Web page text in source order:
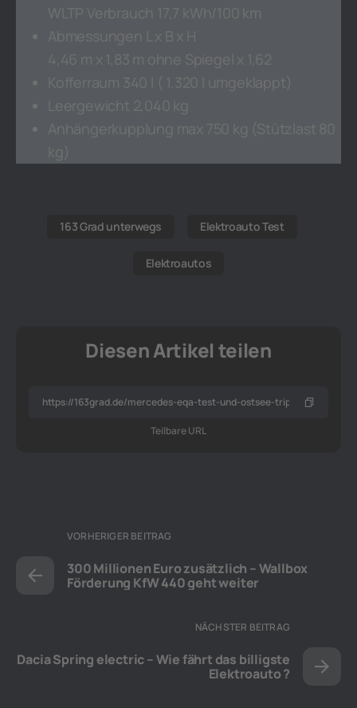
WLTP Verbrauch 17,7 kWh/100 km
Abmessungen L x B x H
4,46 m x 1,83 m ohne Spiegel x 1,62
Kofferraum 340 l ( 1.320 l umgeklappt)
Leergewicht 2,040 kg
Anhängerkupplung max 750 kg (Stützlast 80
kg)
163 Grad unterwegs Elektroauto Test
Elektroautos
Diesen Artikel teilen
Teilbare URL
VORHERIGER BEITRAG
300 Millionen Euro zusätzlich – Wallbox
Förderung KfW 440 geht weiter
NÄCHSTER BEITRAG
Dacia Spring electric – Wie fährt das billigste
Elektroauto ?